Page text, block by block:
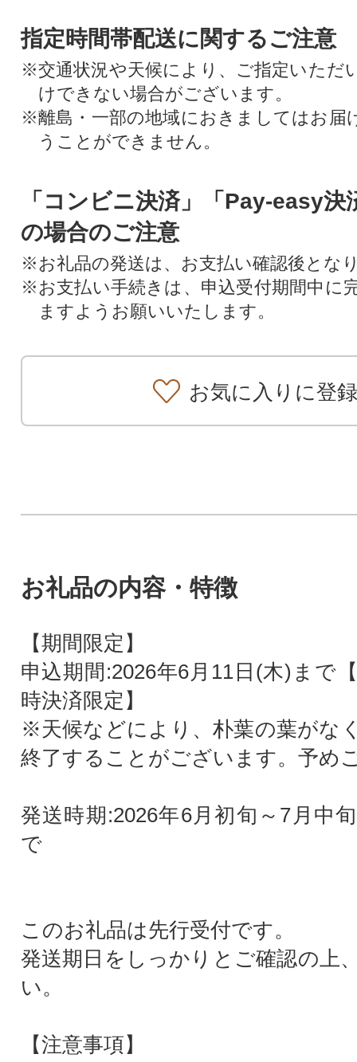
指定時間帯配送に関するご注意
※交通状況や天候により、ご指定いただ
けできない場合がございます。
※離島・一部の地域におきましてはお届
うことができません。
「コンビニ決済」「Pay-easy決
の場合のご注意
※お礼品の発送は、お支払い確認後とな
※お支払い手続きは、申込受付期間中に
ますようお願いいたします。
お気に入りに登録
お礼品の内容・特徴
【期間限定】
申込期間:2026年6月11日(木)まで
時決済限定】
※天候などにより、朴葉の葉がな
終了することがございます。予め
発送時期:2026年6月初旬～7月中
で
このお礼品は先行受付です。
発送期日をしっかりとご確認の上
い。
【注意事項】